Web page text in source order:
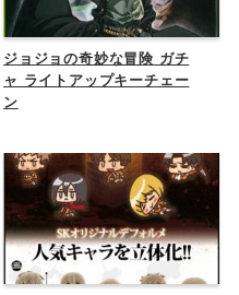
ジョジョの奇妙な冒険 ガチ
ャ ライトアップキーチェー
ン